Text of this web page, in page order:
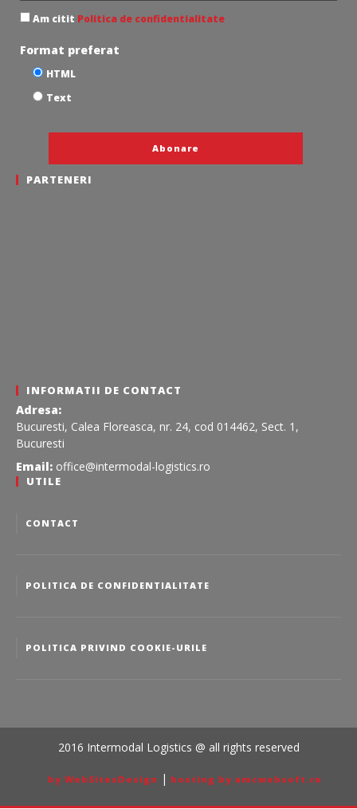
Am citit Politica de confidentialitate
Format preferat
HTML
Text
PARTENERI
INFORMATII DE CONTACT
Adresa:
Bucuresti, Calea Floreasca, nr. 24, cod 014462, Sect. 1,
Bucuresti
Email: office@intermodal-logistics.ro
UTILE
CONTACT
POLITICA DE CONFIDENTIALITATE
POLITICA PRIVIND COOKIE-URILE
2016 Intermodal Logistics @ all rights reserved
by WebSitesDesign | hosting by amcwebsoft.ro